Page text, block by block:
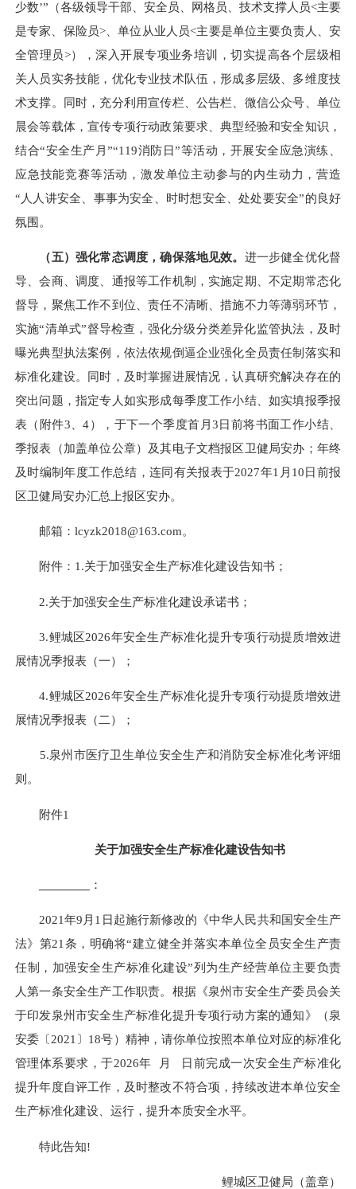
少数’”（各级领导干部、安全员、网格员、技术支撑人员<主要
是专家、保险员>、单位从业人员<主要是单位主要负责人、安
全管理员>），深入开展专项业务培训，切实提高各个层级相
关人员实务技能，优化专业技术队伍，形成多层级、多维度技
术支撑。同时，充分利用宣传栏、公告栏、微信公众号、单位
晨会等载体，宣传专项行动政策要求、典型经验和安全知识，
结合“安全生产月”“119消防日”等活动，开展安全应急演练、
应急技能竞赛等活动，激发单位主动参与的内生动力，营造
“人人讲安全、事事为安全、时时想安全、处处要安全”的良好
氛围。
（五）强化常态调度，确保落地见效。 进一步健全优化督
导、会商、调度、通报等工作机制，实施定期、不定期常态化
督导，聚焦工作不到位、责任不清晰、措施不力等薄弱环节，
实施“清单式”督导检查，强化分级分类差异化监管执法，及时
曝光典型执法案例，依法依规倒逼企业强化全员责任制落实和
标准化建设。同时，及时掌握进展情况，认真研究解决存在的
突出问题，指定专人如实形成每季度工作小结、如实填报季报
表（附件3、4），于下一个季度首月3日前将书面工作小结、
季报表（加盖单位公章）及其电子文档报区卫健局安办；年终
及时编制年度工作总结，连同有关报表于2027年1月10日前报
区卫健局安办汇总上报区安办。
邮箱： lcyzk2018@163.com。
附件：1.关于加强安全生产标准化建设告知书；
2.关于加强安全生产标准化建设承诺书；
3.鲤城区2026年安全生产标准化提升专项行动提质增效进
展情况季报表（一）；
4.鲤城区2026年安全生产标准化提升专项行动提质增效进
展情况季报表（二）；
5.泉州市医疗卫生单位安全生产和消防安全标准化考评细
则。
附件1
关于加强安全生产标准化建设告知书
：
2021年9月1日起施行新修改的《中华人民共和国安全生产
法》第21条，明确将“建立健全并落实本单位全员安全生产责
任制，加强安全生产标准化建设”列为生产经营单位主要负责
人第一条安全生产工作职责。根据《泉州市安全生产委员会关
于印发泉州市安全生产标准化提升专项行动方案的通知》（泉
安委〔2021〕18号）精神，请你单位按照本单位对应的标准化
管理体系要求，于2026年 月 日前完成一次安全生产标准化
提升年度自评工作，及时整改不符合项，持续改进本单位安全
生产标准化建设、运行，提升本质安全水平。
特此告知!
鲤城区卫健局（盖章）